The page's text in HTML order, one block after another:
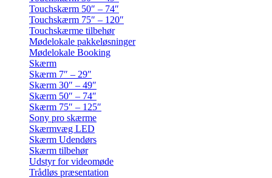
Touchskærm 50″ – 74″
Touchskærm 75″ – 120″
Touchskærme tilbehør
Mødelokale pakkeløsninger
Mødelokale Booking
Skærm
Skærm 7″ – 29″
Skærm 30″ – 49″
Skærm 50″ – 74″
Skærm 75″ – 125″
Sony pro skærme
Skærmvæg LED
Skærm Udendørs
Skærm tilbehør
Udstyr for videomøde
Trådløs præsentation